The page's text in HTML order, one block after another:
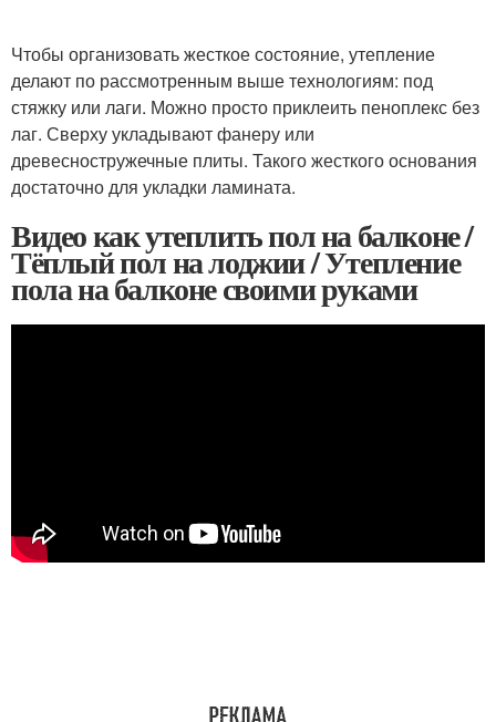
Чтобы организовать жесткое состояние, утепление
делают по рассмотренным выше технологиям: под
стяжку или лаги. Можно просто приклеить пеноплекс без
лаг. Сверху укладывают фанеру или
древесностружечные плиты. Такого жесткого основания
достаточно для укладки ламината.
Видео как утеплить пол на балконе /
Тёплый пол на лоджии / Утепление
пола на балконе своими руками